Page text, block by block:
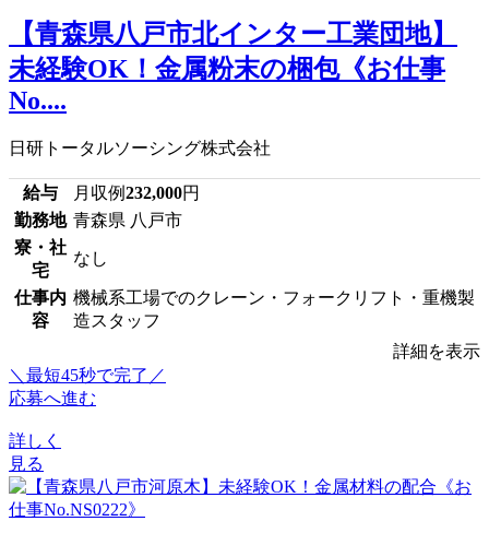
【青森県八戸市北インター工業団地】
未経験OK！金属粉末の梱包《お仕事
No....
日研トータルソーシング株式会社
給与 月収例232,000円
勤務地 青森県 八戸市
寮・社
宅
なし
仕事内
容
機械系工場でのクレーン・フォークリフト・重機製
造スタッフ
詳細を表示
＼最短45秒で完了／
応募へ進む
詳しく
見る